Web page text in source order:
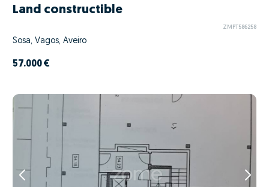
Land constructible
ZMPT586258
Sosa, Vagos, Aveiro
57.000 €